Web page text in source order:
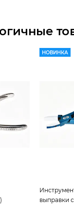
НОВИНКА
выправки